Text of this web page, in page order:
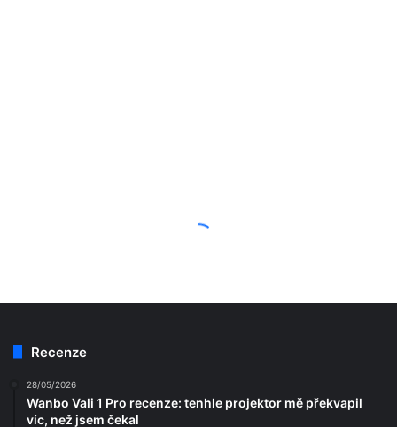
Recenze
28/05/2026
Wanbo Vali 1 Pro recenze: tenhle projektor mě překvapil
víc, než jsem čekal